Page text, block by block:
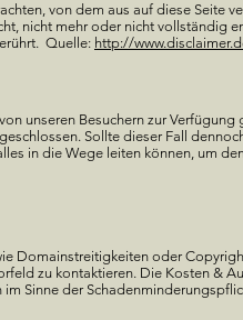
von dem aus auf diese Seite
nicht mehr oder nicht vollständig
Quelle: http://
unseren Besuchern zur
Sollte dieser Fall
in die Wege leiten können, um
Domainstreitigkeiten oder
zu kontaktieren. Die Kosten &
Sinne der